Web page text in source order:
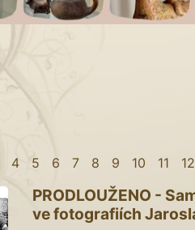
4 5 6 7 8 9 10 11 12
PRODLOUŽENO -
ve fotografiích